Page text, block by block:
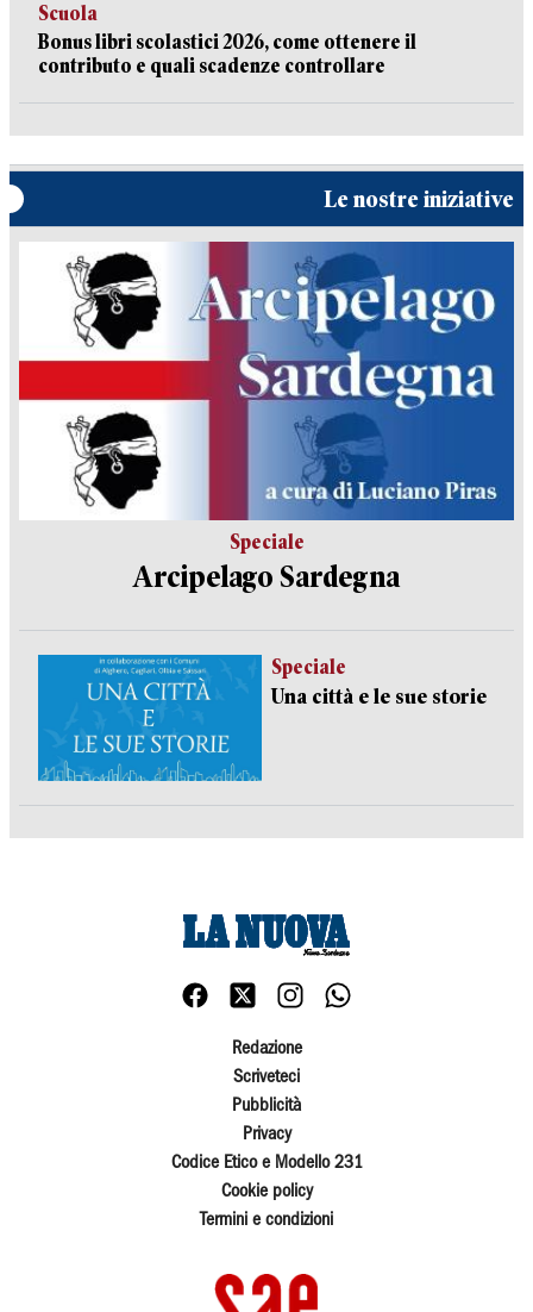
Scuola
Bonus libri scolastici 2026, come ottenere il
contributo e quali scadenze controllare
Le nostre iniziative
Speciale
Arcipelago Sardegna
Speciale
Una città e le sue storie
Redazione
Scriveteci
Pubblicità
Privacy
Codice Etico e Modello 231
Cookie policy
Termini e condizioni